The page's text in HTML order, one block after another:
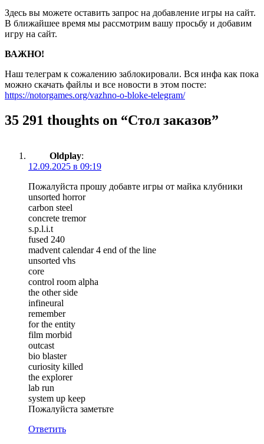
Здесь вы можете оставить запрос на добавление игры на сайт.
В ближайшее время мы рассмотрим вашу просьбу и добавим
игру на сайт.
ВАЖНО!
Наш телеграм к сожалению заблокировали. Вся инфа как пока
можно скачать файлы и все новости в этом посте:
https://notorgames.org/vazhno-o-bloke-telegram/
35 291 thoughts on “Стол заказов”
Oldplay:
12.09.2025 в 09:19
Пожалуйста прошу добавте игры от майка клубники
unsorted horror
carbon steel
concrete tremor
s.p.l.i.t
fused 240
madvent calendar 4 end of the line
unsorted vhs
core
control room alpha
the other side
infineural
remember
for the entity
film morbid
outcast
bio blaster
curiosity killed
the explorer
lab run
system up keep
Пожалуйста заметьте
Ответить